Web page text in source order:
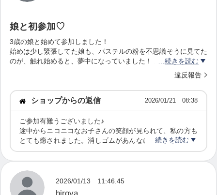
思うように進めない自分。
選び直した自分。
そんな自分に、なかなかOKを出せずにいたと思いま
す。ある日、パステルでグラデーションの絵を描い
た時、そこには境目も正解もなく、色同士がただ、
心地よく重なり合っていました。その絵を見た瞬
間、
「はっきりした答えがなくてもいいんだ」
「どれも間違いじゃないのかもしれない」
と、心がふっと軽くなったのを覚えています。
娘と初参加♡
3歳の娘と始めて参加しました！
始めは少し緊張してた娘も、パステルの粉を不思議そうに見てた
のが、触れ始めると、夢中になっていました！
指の触れ方、強さ、色の組み合わせでいろんな色をだせるパステ
ル体験すごく楽しかったので、娘がもう少し成長したらまたTry
して、どんな絵を描いてくれるのか楽しみです♬
続きを読む
違反報告
ショップからの返信 2026/01/21 08:38
ご参加有難うございました♪
途中からニコニコなお子さんの笑顔が見られて、私の方も
とても癒されました。消しゴムがあんなにもお気に入りに
なったなんて（＾＾）指の触れ方や力加減、色の重なりで
無限に表情が変わるパステルアート。これから成長ととも
に、どんな世界を描いてくれるのか…
私も今からとても楽しみです。またぜひ、娘さんの成長の
節目に遊びにいらしてくださいね♬お会いできる日を楽し
続きを読む
2026/01/13 11:46.45